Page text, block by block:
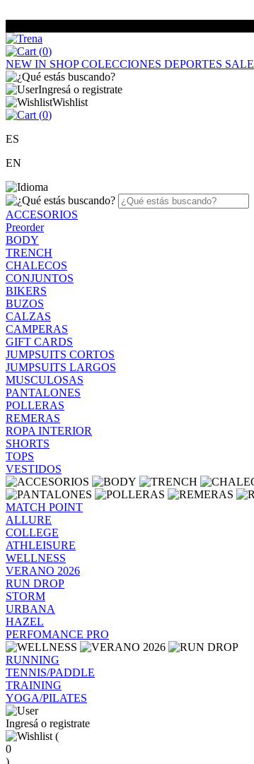
(0)
NEW IN SHOPCOLECCIONES DEPORTES SALE
Ingresá o registrate
Wishlist
(0)
ES
EN
ACCESORIOS
Preorder
BODY
TRENCH
CHALECOS
CONJUNTOS
BIKERS
BUZOS
CALZAS
CAMPERAS
GIFT CARDS
JUMPSUITS CORTOS
JUMPSUITS LARGOS
MUSCULOSAS
PANTALONES
POLLERAS
REMERAS
ROPA INTERIOR
SHORTS
TOPS
VESTIDOS
MATCH POINT
ALLURE
COLLEGE
ATHLEISURE
WELLNESS
VERANO 2026
RUN DROP
STORM
URBANA
HAZEL
PERFOMANCE PRO
RUNNING
TENNIS/PADDLE
TRAINING
YOGA/PILATES
Ingresá o registrate
(
0
)